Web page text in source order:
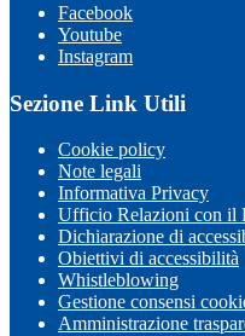
Facebook
Youtube
Instagram
Sezione Link Utili
Cookie policy
Note legali
Informativa Privacy
Ufficio Relazioni con il
Dichiarazione di
Obiettivi di accessibilità
Whistleblowing
Gestione consensi
Amministrazione